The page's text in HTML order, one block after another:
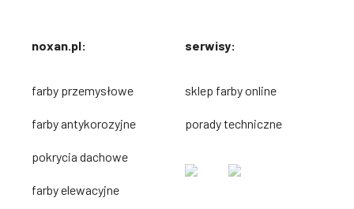
noxan.pl:
farby przemysłowe
farby antykorozyjne
pokrycia dachowe
farby elewacyjne
serwisy:
sklep farby online
porady techniczne